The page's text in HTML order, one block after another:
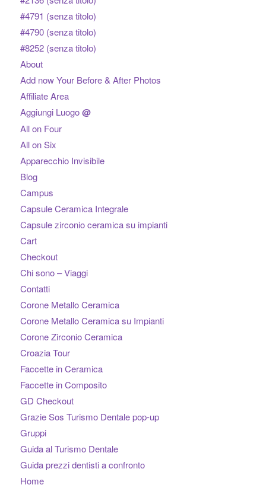
#4791 (senza titolo)
#4790 (senza titolo)
#8252 (senza titolo)
About
Add now Your Before & After Photos
Affiliate Area
Aggiungi Luogo@
All on Four
All on Six
Apparecchio Invisibile
Blog
Campus
Capsule Ceramica Integrale
Capsule zirconio ceramica su impianti
Cart
Checkout
Chi sono – Viaggi
Contatti
Corone Metallo Ceramica
Corone Metallo Ceramica su Impianti
Corone Zirconio Ceramica
Croazia Tour
Faccette in Ceramica
Faccette in Composito
GD Checkout
Grazie Sos Turismo Dentale pop-up
Gruppi
Guida al Turismo Dentale
Guida prezzi dentisti a confronto
Home